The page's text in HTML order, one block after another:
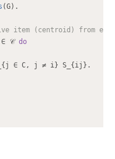
(G).
item (centroid) from
∈ 𝒞 do
∈ C, j ≠ i} S_{ij}.